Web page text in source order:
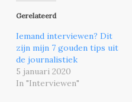
Gerelateerd
Iemand interviewen? Dit
zijn mijn 7 gouden tips uit
de journalistiek
5 januari 2020
In "Interviewen"